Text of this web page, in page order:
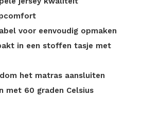
voor eenvoudig opmaken
in een stoffen tasje met
het matras aansluiten
met 60 graden Celsius